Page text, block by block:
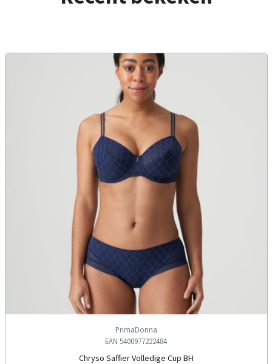
PrimaDonna
EAN 5400977222484
Chryso Saffier Volledige Cup BH